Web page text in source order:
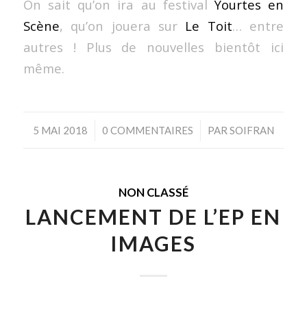
On sait qu’on ira au festivalYourtes en
Scène, qu’on jouera sur Le Toit… entre
autres ! Plus de nouvelles bientôt ici
même.
5 MAI 2018
/ 0 COMMENTAIRES
/ PAR SOIFRAN
NON CLASSÉ
LANCEMENT DE L’EP EN
IMAGES